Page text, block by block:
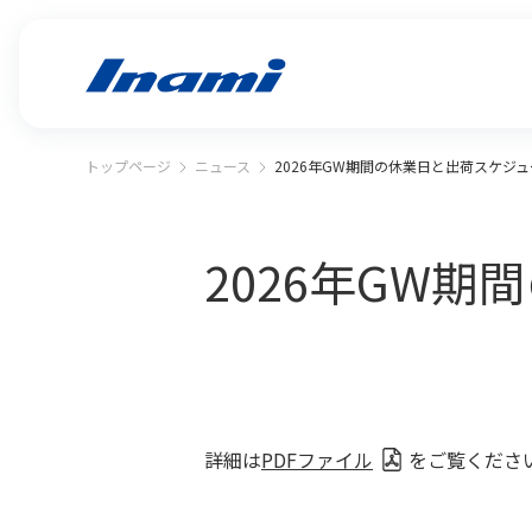
トップページ ニュース 2026年GW期間の休業日と出荷スケジ
2026年GW期
詳細はPDFファイル をご覧くださ